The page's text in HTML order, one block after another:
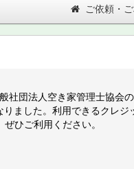
ご依頼・
社団法人空き家管理士協会
りました。利用できるクレジ
ぜひご利用ください。